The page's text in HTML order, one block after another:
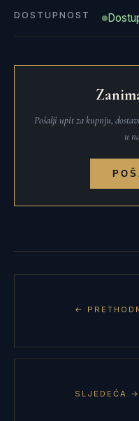
DOSTUPNOST
Pošalji upit za kupnju,
u
←
SLJEDEĆA →